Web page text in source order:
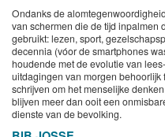
Ondanks de
van schermen die de tijd inpalmen
gebruikt: lezen, sport,
decennia (vóor de smartphones
houdende met de evolutie van
uitdagingen van morgen
schrijven om het menselijke
blijven meer dan ooit een
dienste van de bevolking.